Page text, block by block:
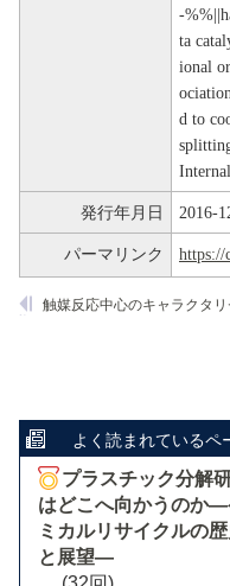
-
ta
ional
d to
発行年月日 2016-
パーマリンク https://
触媒反応中心のキャラクタ
よく読まれているペ
プラスチック分解
はどこへ向かうのか
ミカルリサイクルの歴
と展望―